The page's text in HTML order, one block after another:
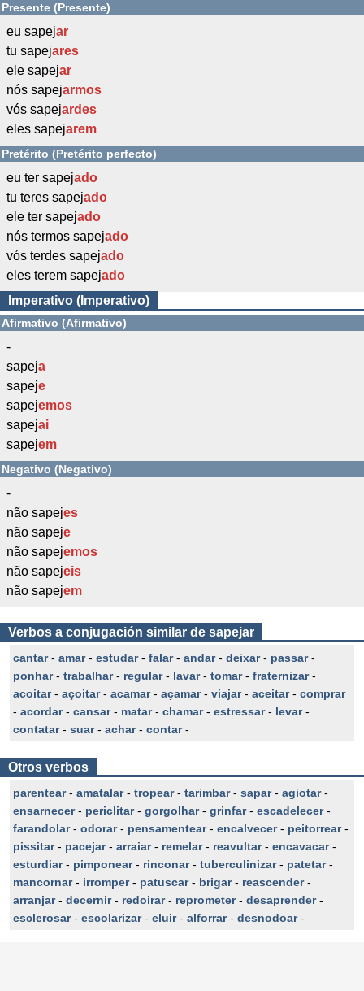
Presente (Presente)
eu sapejar
tu sapejares
ele sapejar
nós sapejarmos
vós sapejardes
eles sapejarem
Pretérito (Pretérito perfecto)
eu ter sapejado
tu teres sapejado
ele ter sapejado
nós termos sapejado
vós terdes sapejado
eles terem sapejado
Imperativo (Imperativo)
Afirmativo (Afirmativo)
-
sapeja
sapeje
sapejemos
sapejai
sapejem
Negativo (Negativo)
-
não sapejes
não sapeje
não sapejemos
não sapejeis
não sapejem
Verbos a conjugación similar de sapejar
cantar- amar- estudar- falar- andar- deixar- passar-
ponhar- trabalhar- regular- lavar- tomar- fraternizar-
acoitar- açoitar- acamar- açamar- viajar- aceitar- comprar
- acordar- cansar- matar- chamar- estressar- levar-
contatar- suar- achar- contar-
Otros verbos
parentear- amatalar- tropear- tarimbar- sapar- agiotar-
ensarnecer- periclitar- gorgolhar- grinfar- escadelecer-
farandolar- odorar- pensamentear- encalvecer- peitorrear-
pissitar- pacejar- arraiar- remelar- reavultar- encavacar-
esturdiar- pimponear- rinconar- tuberculinizar- patetar-
mancornar- irromper- patuscar- brigar- reascender-
arranjar- decernir- redoirar- reprometer- desaprender-
esclerosar- escolarizar- eluir- alforrar- desnodoar-